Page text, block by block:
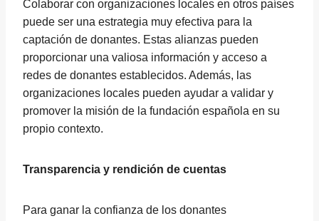
Colaborar con organizaciones locales en otros países
puede ser una estrategia muy efectiva para la
captación de donantes. Estas alianzas pueden
proporcionar una valiosa información y acceso a
redes de donantes establecidos. Además, las
organizaciones locales pueden ayudar a validar y
promover la misión de la fundación española en su
propio contexto.
Transparencia y rendición de cuentas
Para ganar la confianza de los donantes